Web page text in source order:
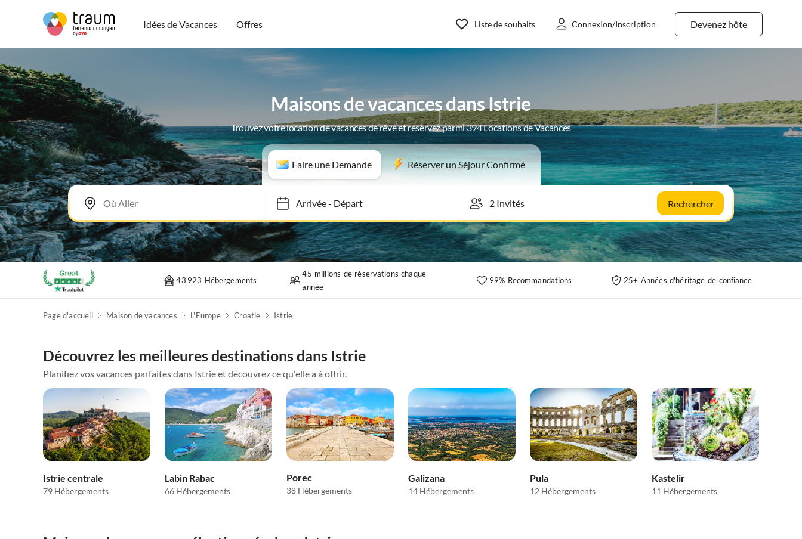
Idées de Vacances Offres Devenez hôte
Liste de souhaits Connexion/Inscription
Maisons de vacances dans Istrie
Trouvez votre location de vacances de rêve et réservez parmi 394 Locations de Vacances
Faire une Demande Réserver un Séjour Confirmé
Arrivée-Départ Rechercher
43 923 Hébergements
45 millions de réservations chaque
année
99% Recommandations 25+ Années d'héritage de confiance
Page d'accueil Maison de vacances L'Europe Croatie Istrie
Découvrez les meilleures destinations dans Istrie
Planifiez vos vacances parfaites dans Istrie et découvrez ce qu'elle a à offrir.
Istrie centrale
79 Hébergements
Labin Rabac
66 Hébergements
Porec
38 Hébergements
Galizana
14 Hébergements
Pula
12 Hébergements
Kastelir
11 Hébergements